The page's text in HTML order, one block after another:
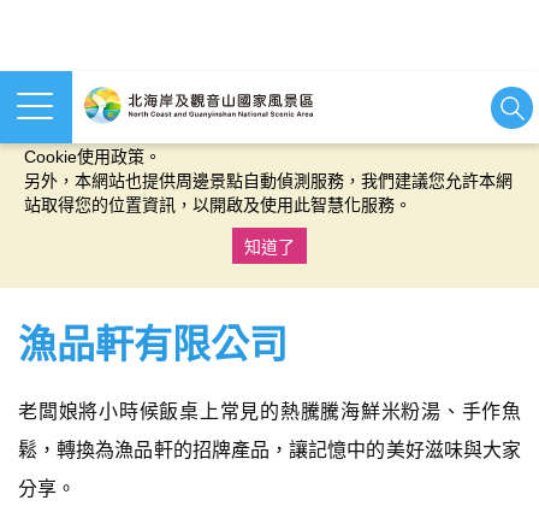
本網站使用cookies等相關技術以持續優化網站服務，並有助於為
Cookie使用政策。
另外，本網站也提供周邊景點自動偵測服務，我們建議您允許本網
站取得您的位置資訊，以開啟及使用此智慧化服務。
知道了
漁品軒有限公司
老闆娘將小時候飯桌上常見的熱騰騰海鮮米粉湯、手作魚
鬆，轉換為漁品軒的招牌產品，讓記憶中的美好滋味與大家
分享。